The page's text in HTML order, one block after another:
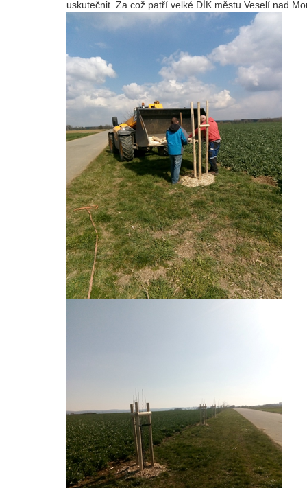
uskutečnit. Za což patří velké DÍK městu Veselí nad